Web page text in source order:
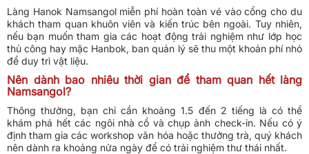
Làng Hanok Namsangol miễn phí hoàn toàn vé vào cổng cho du
khách tham quan khuôn viên và kiến trúc bên ngoài. Tuy nhiên,
nếu bạn muốn tham gia các hoạt động trải nghiệm như lớp học
thủ công hay mặc Hanbok, ban quản lý sẽ thu một khoản phí nhỏ
để duy trì vật liệu.
Nên dành bao nhiêu thời gian để tham quan hết làng
Namsangol?
Thông thường, bạn chỉ cần khoảng 1.5 đến 2 tiếng là có thể
khám phá hết các ngôi nhà cổ và chụp ảnh check-in. Nếu có ý
định tham gia các workshop văn hóa hoặc thưởng trà, quý khách
nên dành ra khoảng nửa ngày để có trải nghiệm thư thái nhất.